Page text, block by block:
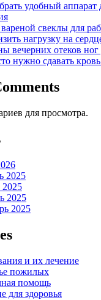
удобный аппарат
свеклы для
нагрузку на
вечерних отеков
нужно сдавать
для просмотра.
2025
2025
2025
2025
и их лечение
пожилых
помощь
для здоровья